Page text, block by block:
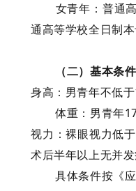
女青年： 普通
通高等学校全日制
（二）基本条件
身高： 男青年不低于
体重： 男青年
视力：裸眼视力低于
术后半年以上无并
具体条件按《